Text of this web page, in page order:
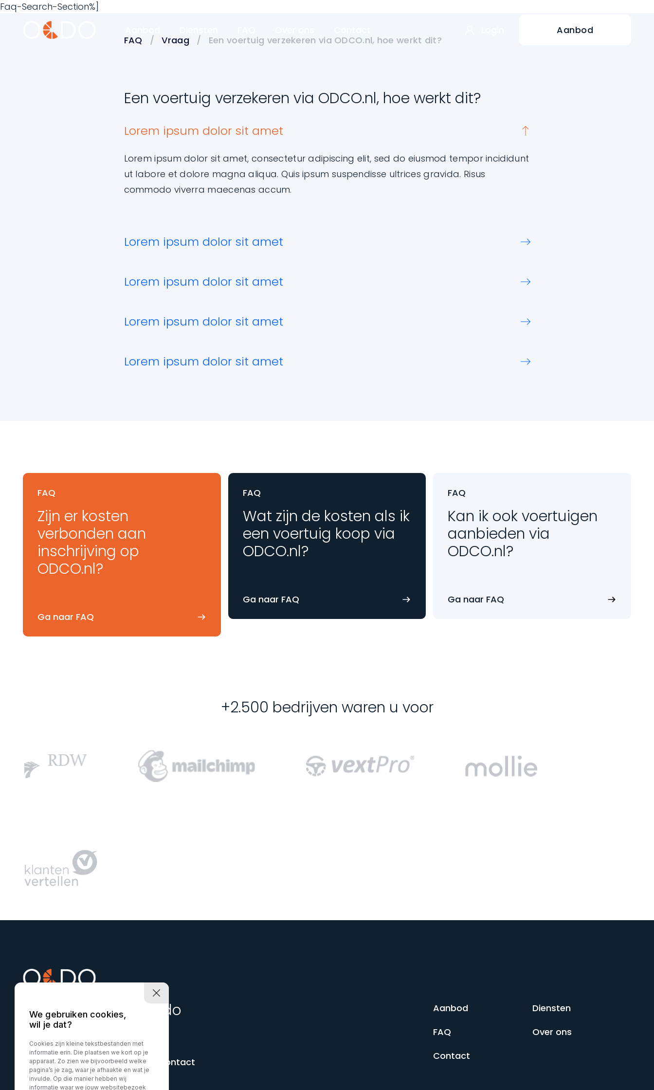
Aanbod
Faq-Search-Section%]
FAQ / Vraag / Een voertuig verzekeren via ODCO.nl, hoe werkt dit?
Een voertuig verzekeren via ODCO.nl, hoe werkt dit?
Lorem ipsum dolor sit amet
Lorem ipsum dolor sit amet, consectetur adipiscing elit, sed do eiusmod tempor incididunt
ut labore et dolore magna aliqua. Quis ipsum suspendisse ultrices gravida. Risus
commodo viverra maecenas accum.
Lorem ipsum dolor sit amet
Lorem ipsum dolor sit amet
Lorem ipsum dolor sit amet
Lorem ipsum dolor sit amet
FAQ
Zijn er kosten
verbonden aan
inschrijving op
ODCO.nl?
Ga naar FAQ
FAQ
Wat zijn de kosten als ik
een voertuig koop via
ODCO.nl?
Ga naar FAQ
FAQ
Kan ik ook voertuigen
aanbieden via
ODCO.nl?
Ga naar FAQ
+2.500 bedrijven waren u voor
Uw auto start bij Ocdo
+316-15556694 Contact
Aanbod
Diensten
FAQ
Over ons
Contact
We gebruiken cookies,
wil je dat?
Cookies zijn kleine tekstbestanden met
informatie erin. Die plaatsen we kort op je
apparaat. Zo zien we bijvoorbeeld welke
pagina’s je zag, waar je afhaakte en wat je
invulde. Op die manier hebben wij
informatie waar we jouw websitebezoek